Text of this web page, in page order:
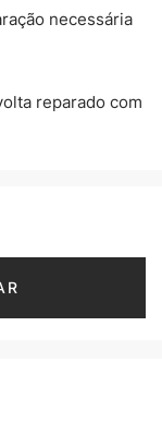
necessária
reparado com